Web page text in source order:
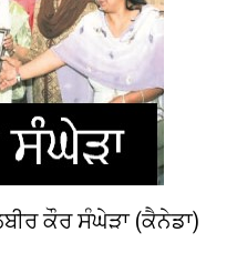
ਕੌਰ ਸੰਘੇੜਾ (ਕੈਨੇਡਾ)